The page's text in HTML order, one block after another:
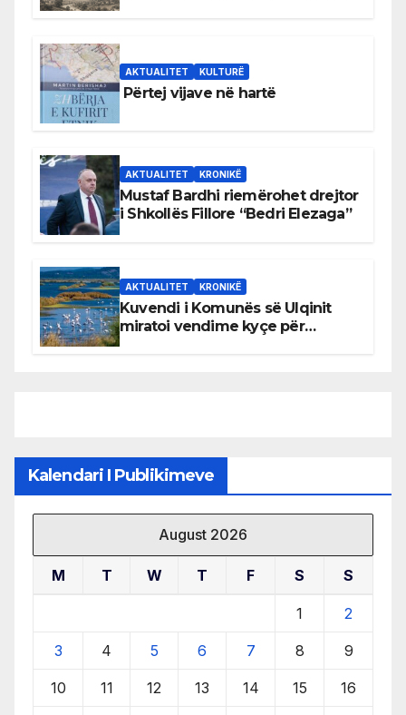
AKTUALITET KULTURË
Përtej vijave në hartë
AKTUALITET KRONIKË
Mustaf Bardhi riemërohet drejtor
i Shkollës Fillore “Bedri Elezaga”
AKTUALITET KRONIKË
Kuvendi i Komunës së Ulqinit
miratoi vendime kyçe për
Kalendari I Publikimeve
August 2026
M T W T F S S
1 2
3 4 5 6 7 8 9
10 11 12 13 14 15 16